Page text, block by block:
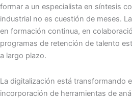
formar a un especialista en síntesis
industrial no es cuestión de meses.
en formación continua, en
programas de retención de talento
a largo plazo.
La digitalización está transformando
incorporación de herramientas de